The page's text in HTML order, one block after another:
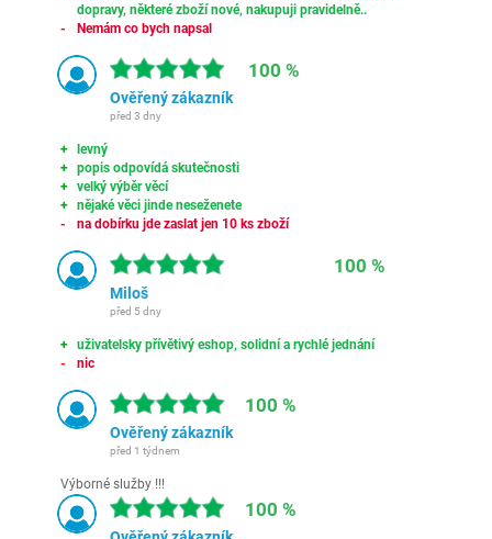
dopravy, některé zboží nové, nakupuji pravidelně..
Nemám co bych napsal
100 %
Ověřený zákazník
před 3 dny
levný
popis odpovídá skutečnosti
velký výběr věcí
nějaké věci jinde neseženete
na dobírku jde zaslat jen 10 ks zboží
100 %
Miloš
před 5 dny
uživatelsky přívětivý eshop, solidní a rychlé jednání
nic
100 %
Ověřený zákazník
před 1 týdnem
Výborné služby !!!
100 %